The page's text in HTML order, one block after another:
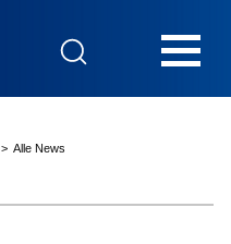
Alle News